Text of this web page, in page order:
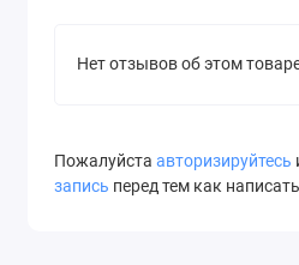
Нет отзывов об этом
Пожалуйста авторизируйтесь
запись перед тем как